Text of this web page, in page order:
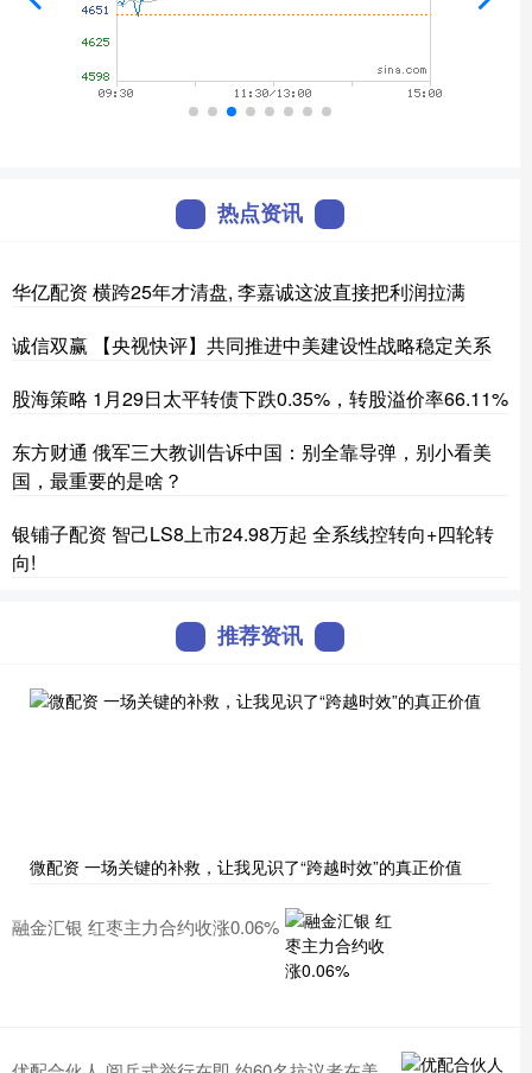
热点资讯
华亿配资 横跨25年才清盘, 李嘉诚这波直接把利润拉满
诚信双赢 【央视快评】共同推进中美建设性战略稳定关系
股海策略 1月29日太平转债下跌0.35%，转股溢价率66.11%
东方财通 俄军三大教训告诉中国：别全靠导弹，别小看美
国，最重要的是啥？
银铺子配资 智己LS8上市24.98万起 全系线控转向+四轮转
向!
推荐资讯
微配资 一场关键的补救，让我见识了“跨越时效”的真正价值
融金汇银 红枣主力合约收涨0.06%